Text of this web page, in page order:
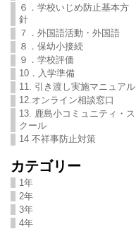
６．学校いじめ防止基本方
針
７．外国語活動・外国語
８．保幼小接続
９．学校評価
10．入学準備
11. 引き渡し実施マニュアル
12.オンライン相談窓口
13. 鹿島小コミュニティ・ス
クール
14 不祥事防止対策
カテゴリー
1年
2年
3年
4年